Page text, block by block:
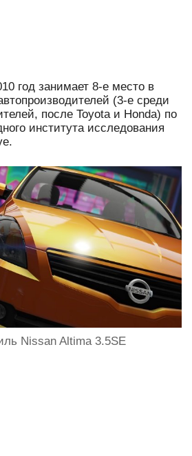
год занимает 8-е место в
(3-е среди
после Toyota и Honda) по
института исследования
Nissan Altima 3.5SE